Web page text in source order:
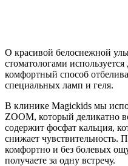
О красивой белоснежной
стоматологами
комфортный способ
специальных ламп и геля.
В клинике Magickids мы
ZOOM, который деликатно
содержит фосфат кальция,
снижает чувствительность.
комфортно и без болевых
получаете за одну встречу.